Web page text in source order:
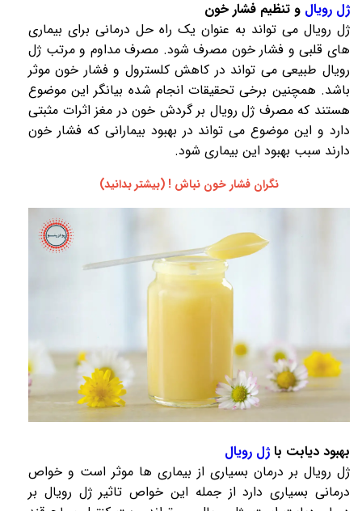
ژل رویال و تنظیم فشار خون
ژل رویال می تواند به عنوان یک راه حل درمانی برای بیماری
های قلبی و فشار خون مصرف شود. مصرف مداوم و مرتب ژل
رویال طبیعی می تواند در کاهش کلسترول و فشار خون موثر
باشد. همچنین برخی تحقیقات انجام شده بیانگر این موضوع
هستند که مصرف ژل رویال بر گردش خون در مغز اثرات مثبتی
دارد و این موضوع می تواند در بهبود بیمارانی که فشار خون
دارند سبب بهبود این بیماری شود.
نگران فشار خون نباش ! (بیشتر بدانید)
بهبود دیابت باژل رویال
ژل رویال بر درمان بسیاری از بیماری ها موثر است و خواص
درمانی بسیاری دارد از جمله این خواص تاثیرژل رویال بر